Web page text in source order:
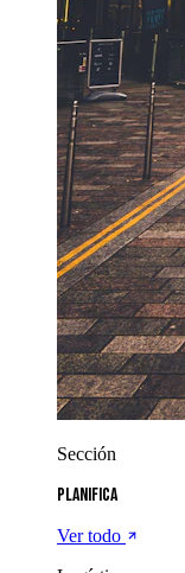
Sección
Planifica
Ver todo